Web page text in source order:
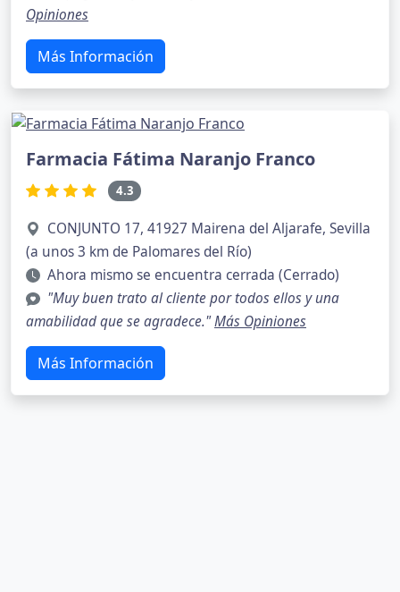
Opiniones
Más Información
Farmacia Fátima Naranjo Franco
4.3
CONJUNTO 17, 41927 Mairena del Aljarafe, Sevilla
(a unos 3 km de Palomares del Río)
Ahora mismo se encuentra cerrada (Cerrado)
"Muy buen trato al cliente por todos ellos y una
amabilidad que se agradece."Más Opiniones
Más Información